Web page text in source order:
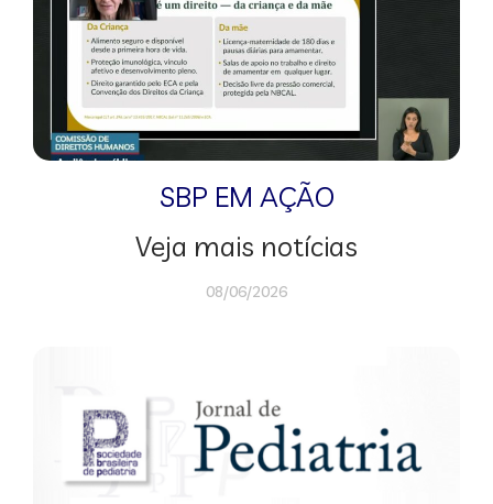
SBP EM AÇÃO
Veja mais notícias
08/06/2026